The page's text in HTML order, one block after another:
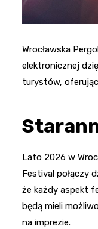
Wrocławska
elektronicznej
turystów,
Lato 2026 w
Festival połączy
że każdy aspekt
będą mieli
na imprezie.